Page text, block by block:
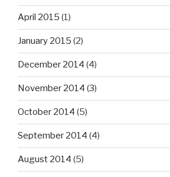
April 2015 (1)
January 2015 (2)
December 2014 (4)
November 2014 (3)
October 2014 (5)
September 2014 (4)
August 2014 (5)